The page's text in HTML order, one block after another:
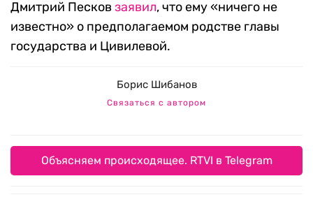
Дмитрий Песков заявил, что ему «ничего не
известно» о предполагаемом родстве главы
государства и Цивилевой.
Борис Шибанов
Связаться с автором
Объясняем происходящее. RTVI в Telegram